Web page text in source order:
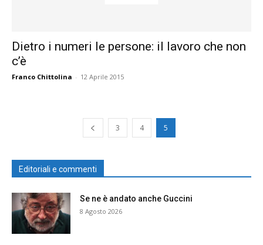
Dietro i numeri le persone: il lavoro che non
c’è
Franco Chittolina - 12 Aprile 2015
3 4 5
Editoriali e commenti
Se ne è andato anche Guccini
8 Agosto 2026